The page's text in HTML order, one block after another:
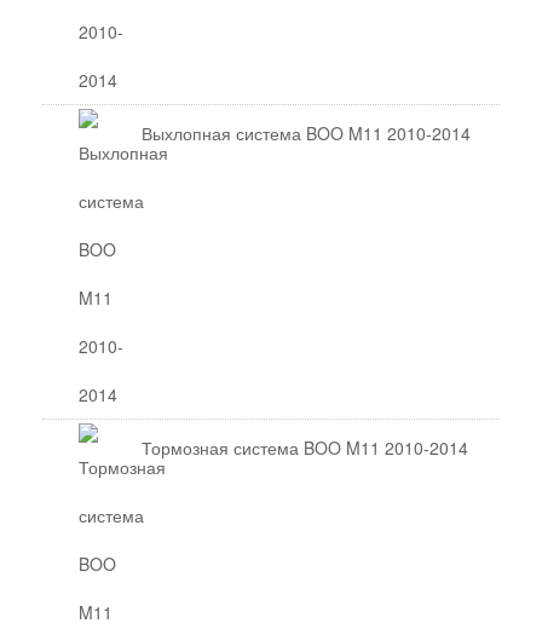
Выхлопная система BOO M11 2010-2014
Тормозная система BOO M11 2010-2014